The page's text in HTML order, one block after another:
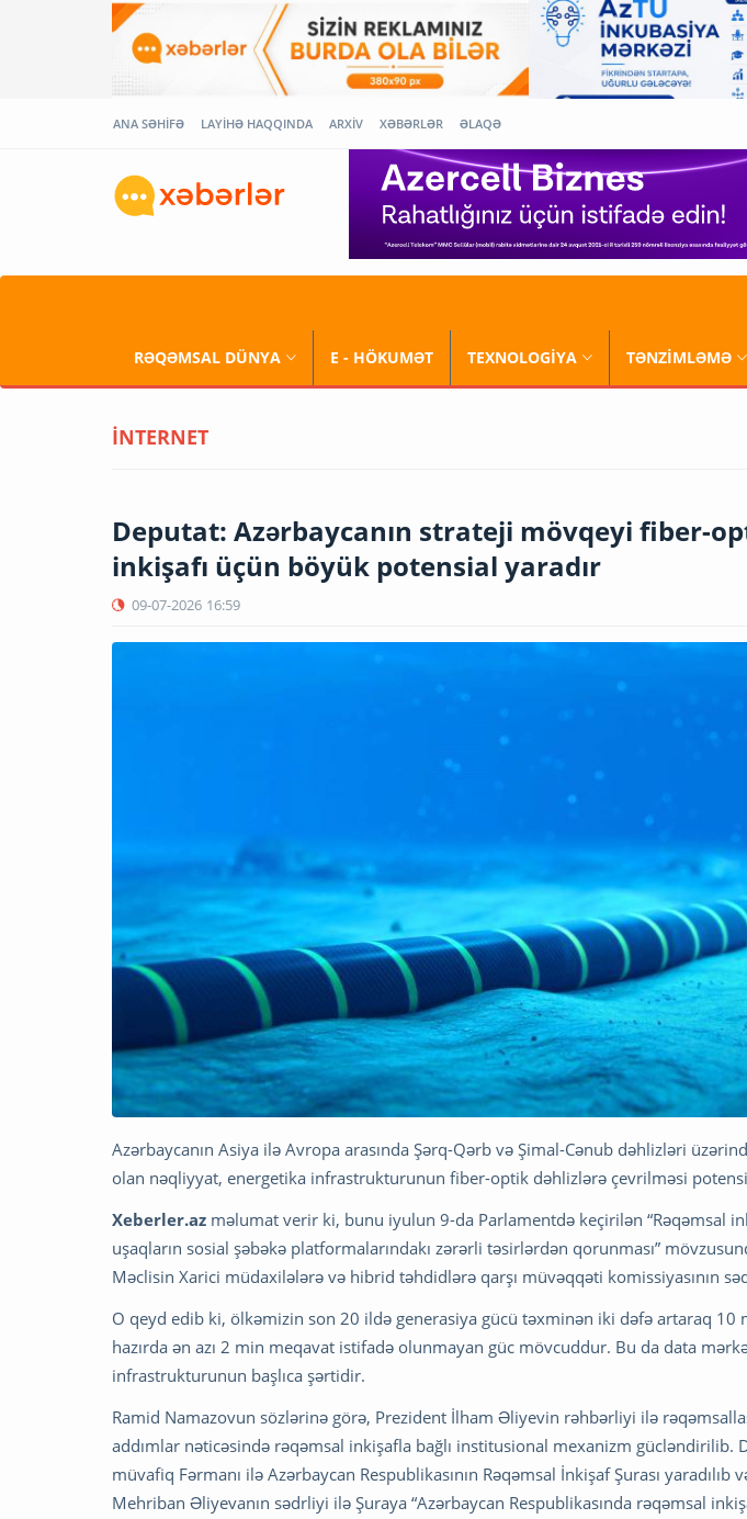
ANA SƏHİFƏ LAYİHƏ HAQQINDA ARXİV XƏBƏRLƏR ƏLAQƏ
RƏQƏMSAL DÜNYA E - HÖKUMƏT TEXNOLOGİYA TƏNZİMLƏMƏ
İNTERNET
Deputat: Azərbaycanın strateji mövqeyi fiber-
inkişafı üçün böyük potensial yaradır
09-07-2026 16:59
Azərbaycanın Asiya ilə Avropa arasında Şərq-Qərb və Şimal-Cənub dəhlizləri
olan nəqliyyat, energetika infrastrukturunun fiber-optik dəhlizlərə çevrilməsi
Xeberler.az məlumat verir ki, bunu iyulun 9-da Parlamentdə keçirilən “Rəqəmsal
uşaqların sosial şəbəkə platformalarındakı zərərli təsirlərdən qorunması”
Məclisin Xarici müdaxilələrə və hibrid təhdidlərə qarşı müvəqqəti komissiyasının
O qeyd edib ki, ölkəmizin son 20 ildə generasiya gücü təxminən iki dəfə artaraq 10
hazırda ən azı 2 min meqavat istifadə olunmayan güc mövcuddur. Bu da data
infrastrukturunun başlıca şərtidir.
Ramid Namazovun sözlərinə görə, Prezident İlham Əliyevin rəhbərliyi ilə
addımlar nəticəsində rəqəmsal inkişafla bağlı institusional mexanizm gücləndirilib.
müvafiq Fərmanı ilə Azərbaycan Respublikasının Rəqəmsal İnkişaf Şurası
Mehriban Əliyevanın sədrliyi ilə Şuraya “Azərbaycan Respublikasında rəqəmsal